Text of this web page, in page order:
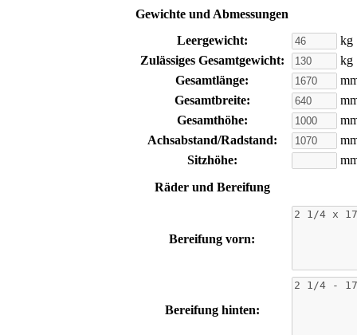
Gewichte und Abmessungen
Leergewicht:
kg
Zulässiges Gesamtgewicht:
kg
Gesamtlänge:
Gesamtbreite:
Gesamthöhe:
Achsabstand/Radstand:
Sitzhöhe:
Räder und Bereifung
Bereifung vorn:
Bereifung hinten: